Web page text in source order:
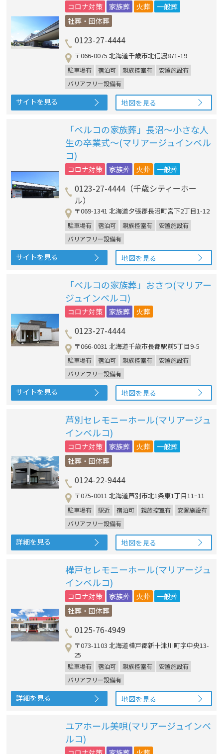
コロナ対策 家族葬 火葬
一般葬
社葬・団体葬
0123-27-4444
〒066-0075 北海道千歳市北信濃871-19
駐車場有 宿泊可 親族控室有
安置施設有
バリアフリー設備有
サイトを見る 地図を見る
「ベルコの家族葬」長沼～小さな人
生の卒業式～(マリアージュインベル
コ)
コロナ対策 家族葬 火葬 一般葬
0123-27-4444（千歳シティーホー
ル）
〒069-1341 北海道夕張郡長沼町宮下2丁目1-12
駐車場有 宿泊可 親族控室有
安置施設有
バリアフリー設備有
サイトを見る 地図を見る
「ベルコの家族葬」おさつ(マリアー
ジュインベルコ)
コロナ対策 家族葬 火葬
0123-27-4444
〒066-0031 北海道千歳市長都駅前5丁目9-5
駐車場有 宿泊可 親族控室有
安置施設有
バリアフリー設備有
サイトを見る 地図を見る
芦別セレモニーホール(マリアージュ
インベルコ)
コロナ対策 家族葬 火葬
一般葬
社葬・団体葬
0124-22-9444
〒075-0011 北海道芦別市北1条東1丁目11ｰ11
駐車場有 駅近 宿泊可 親族控室有
安置施設有
バリアフリー設備有
詳細を見る 地図を見る
樺戸セレモニーホール(マリアージュ
インベルコ)
コロナ対策 家族葬 火葬
一般葬
社葬・団体葬
0125-76-4949
〒073-1103 北海道樺戸郡新十津川町字中央13-
25
駐車場有 宿泊可 親族控室有
安置施設有
バリアフリー設備有
詳細を見る 地図を見る
ユアホール美唄(マリアージュインベ
ルコ)